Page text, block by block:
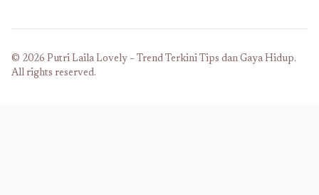
© 2026 Putri Laila Lovely – Trend Terkini Tips dan Gaya Hidup.
All rights reserved.